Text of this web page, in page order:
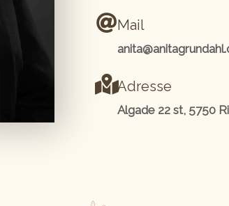
Mail
Adresse
Algade 22 st, 5750